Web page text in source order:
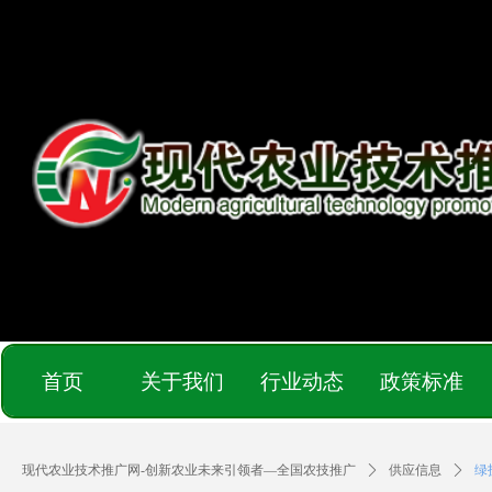
首页 关于我们 行业动态 政策标准
现代农业技术推广网-创新农业未来引领者—全国农技推广 ꄲ 供应信息 ꄲ 绿